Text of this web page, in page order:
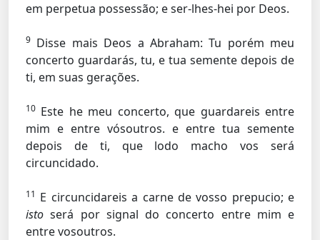
em perpetua possessão; e ser-lhes-hei por Deos.
9 Disse mais Deos a Abraham: Tu porém meu
concerto guardarás, tu, e tua semente depois de
ti, em suas gerações.
10 Este he meu concerto, que guardareis entre
mim e entre vósoutros. e entre tua semente
depois de ti, que lodo macho vos será
circuncidado.
11 E circuncidareis a carne de vosso prepucio; e
isto será por signal do concerto entre mim e
entre vosoutros.